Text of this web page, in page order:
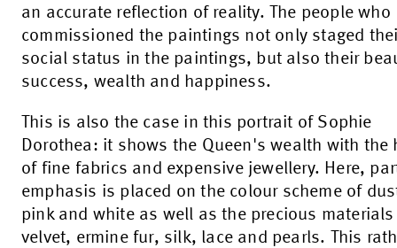
an accurate reflection of reality. The people who
commissioned the paintings not only staged
social status in the paintings, but also their
success, wealth and happiness.
This is also the case in this portrait of Sophie
Dorothea: it shows the Queen's wealth with the
of fine fabrics and expensive jewellery. Here,
emphasis is placed on the colour scheme of
pink and white as well as the precious
velvet, ermine fur, silk, lace and pearls. This